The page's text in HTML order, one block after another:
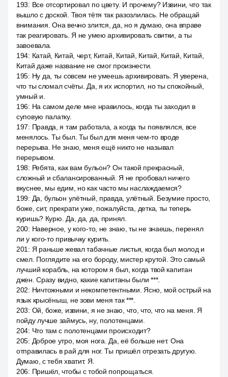
193: Все отсортировал по цвету. И прочему? Извини, что так
вышло с доской. Твоя тётя так разозлилась. Не обращай
внимания. Она вечно злится, да, но я думаю, она вправе
так реагировать. Я не умею архивировать свитки, а ты
завоевала.
194: Катай, Китай, черт, Китай, Китай, Китай, Китай, Китай,
Китай даже название не смог произнести.
195: Ну да, ты совсем не умеешь архивировать. Я уверена,
что ты сломал счёты. Да, я их испортил, но ты спокойный,
умный и.
196: На самом деле мне нравилось, когда ты заходил в
суповую палатку.
197: Правда, я там работала, а когда ты появлялся, все
менялось. Ты был. Ты был для меня чем-то вроде
перерыва. Не знаю, меня ещё никто не называл
перерывом.
198: Ребята, как вам бульон? Он такой прекрасный,
сложный и сбалансированный. Я не пробовал ничего
вкуснее, мы едим, но как часто мы наслаждаемся?
199: Да, бульон улётный, правда, улётный. Безумие просто,
боже, сит, прекрати уже, пожалуйста, детка, ты теперь
куришь? Курю. Да, да, да, принял.
200: Наверное, у кого-то, не знаю, ты не знаешь, перенял
ли у кого-то привычку курить.
201 : Я раньше жевал табачные листья, когда был молод и
смел. Поглядите на его бороду, мистер крутой. Это самый
лучший корабль, на котором я был, когда твой капитан
джен. Сразу видно, какие капитаны были ***.
202: Ничтожными и некомпетентными. Ясно, мой острый на
язык крысёныш, не зови меня так ***.
203: Ой, боже, извини, я не знаю, что, что, что на меня. Я
пойду лучше займусь, ну, полотенцами.
204: Что там с полотенцами происходит?
205: Доброе утро, моя нога. Да, её больше нет. Она
отправилась в рай для ног. Ты пришёл отрезать другую.
Думаю, с тебя хватит. Я.
206: Пришёл, чтобы с тобой попрощаться.